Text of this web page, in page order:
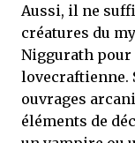
Aussi, il ne
créatures du
Niggurath
lovecraftienne.
ouvrages
éléments de